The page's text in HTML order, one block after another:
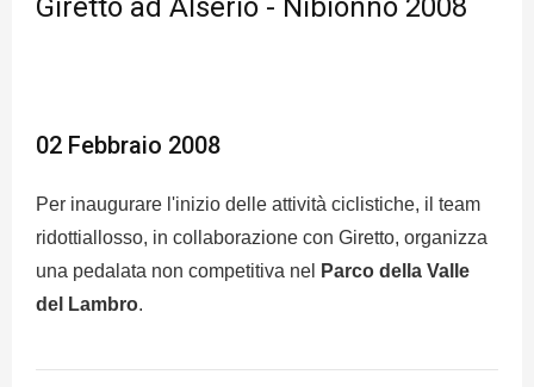
Giretto ad Alserio - Nibionno 2008
02 Febbraio 2008
Per inaugurare l'inizio delle attività ciclistiche, il team
ridottiallosso, in collaborazione con Giretto, organizza
una pedalata non competitiva nel
Parco della Valle
del Lambro.